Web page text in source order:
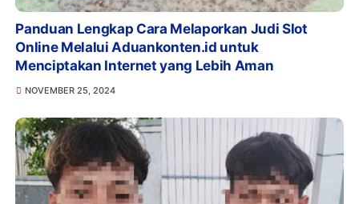
Panduan Lengkap Cara Melaporkan Judi Slot
Online Melalui Aduankonten.id untuk
Menciptakan Internet yang Lebih Aman
NOVEMBER 25, 2024